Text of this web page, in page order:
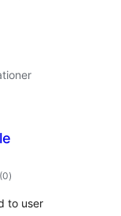
(0totale
bedømmelser
)
to user